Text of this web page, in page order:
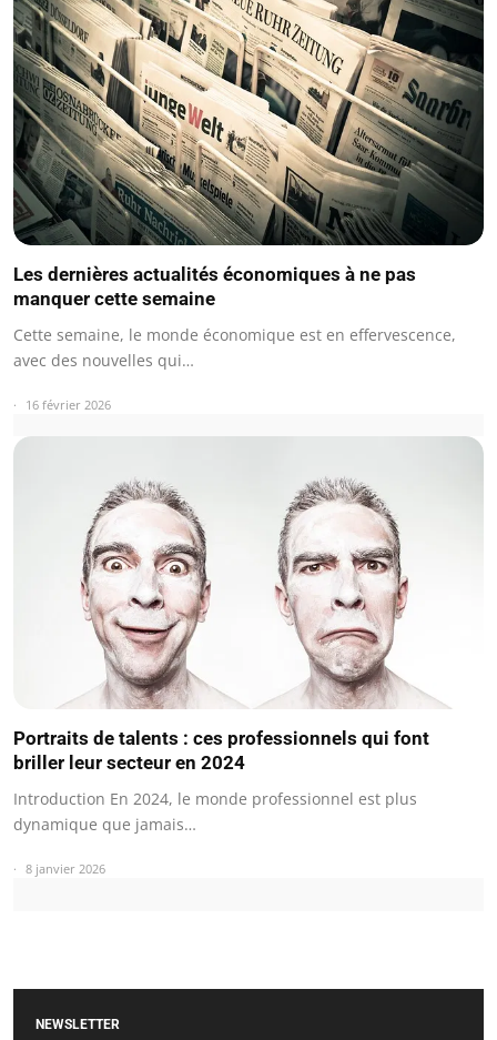
Les dernières actualités économiques à ne pas
manquer cette semaine
Cette semaine, le monde économique est en effervescence,
avec des nouvelles qui…
16 février 2026
Portraits de talents : ces professionnels qui font
briller leur secteur en 2024
Introduction En 2024, le monde professionnel est plus
dynamique que jamais…
8 janvier 2026
NEWSLETTER